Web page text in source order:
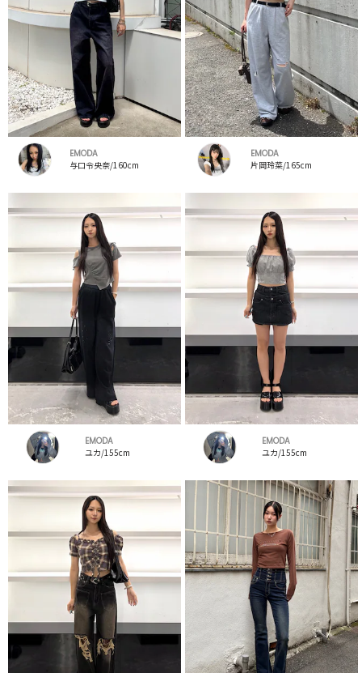
EMODA
与口令央奈/160cm
EMODA
片岡玲菜/165cm
EMODA
ユカ/155cm
EMODA
ユカ/155cm